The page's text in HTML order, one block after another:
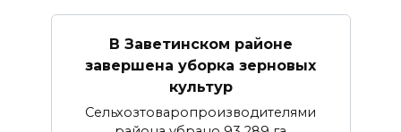
В Заветинском районе
завершена уборка зерновых
культур
Сельхозтоваропроизводителями